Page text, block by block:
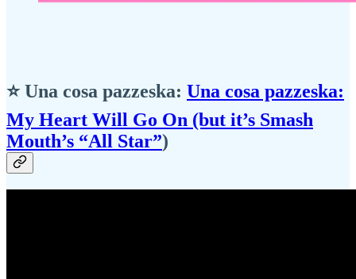
⭐ Una cosa pazzeska: Una cosa pazzeska:
My Heart Will Go On (but it’s Smash
Mouth’s “All Star”)